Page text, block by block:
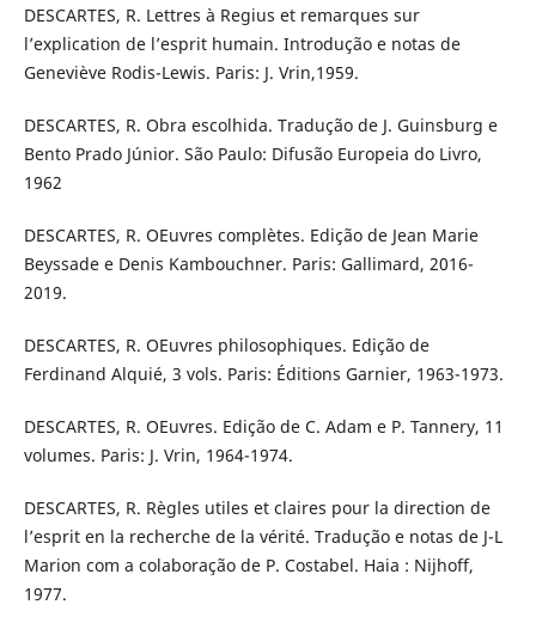
DESCARTES, R. Lettres à Regius et remarques sur
l’explication de l’esprit humain. Introdução e notas de
Geneviève Rodis-Lewis. Paris: J. Vrin,1959.
DESCARTES, R. Obra escolhida. Tradução de J. Guinsburg e
Bento Prado Júnior. São Paulo: Difusão Europeia do Livro,
1962
DESCARTES, R. OEuvres complètes. Edição de Jean Marie
Beyssade e Denis Kambouchner. Paris: Gallimard, 2016-
2019.
DESCARTES, R. OEuvres philosophiques. Edição de
Ferdinand Alquié, 3 vols. Paris: Éditions Garnier, 1963-1973.
DESCARTES, R. OEuvres. Edição de C. Adam e P. Tannery, 11
volumes. Paris: J. Vrin, 1964-1974.
DESCARTES, R. Règles utiles et claires pour la direction de
l’esprit en la recherche de la vérité. Tradução e notas de J-L
Marion com a colaboração de P. Costabel. Haia : Nijhoff,
1977.